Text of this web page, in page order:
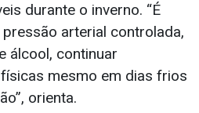
durante o inverno. “É
arterial controlada,
álcool, continuar
mesmo em dias frios
orienta.